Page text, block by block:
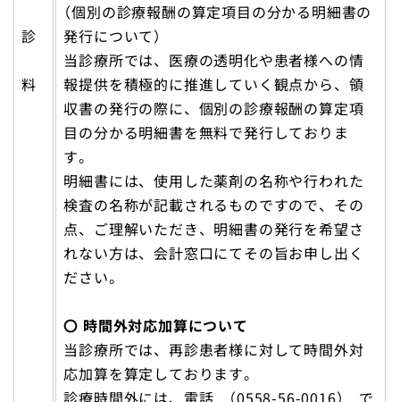
診
料
（個別の診療報酬の算定項目の分かる明細書の
発行について）
当診療所では、医療の透明化や患者様への情
報提供を積極的に推進していく観点から、領
収書の発行の際に、個別の診療報酬の算定項
目の分かる明細書を無料で発行しておりま
す。
明細書には、使用した薬剤の名称や行われた
検査の名称が記載されるものですので、その
点、ご理解いただき、明細書の発行を希望さ
れない方は、会計窓口にてその旨お申し出く
ださい。
〇 時間外対応加算について
当診療所では、再診患者様に対して時間外対
応加算を算定しております。